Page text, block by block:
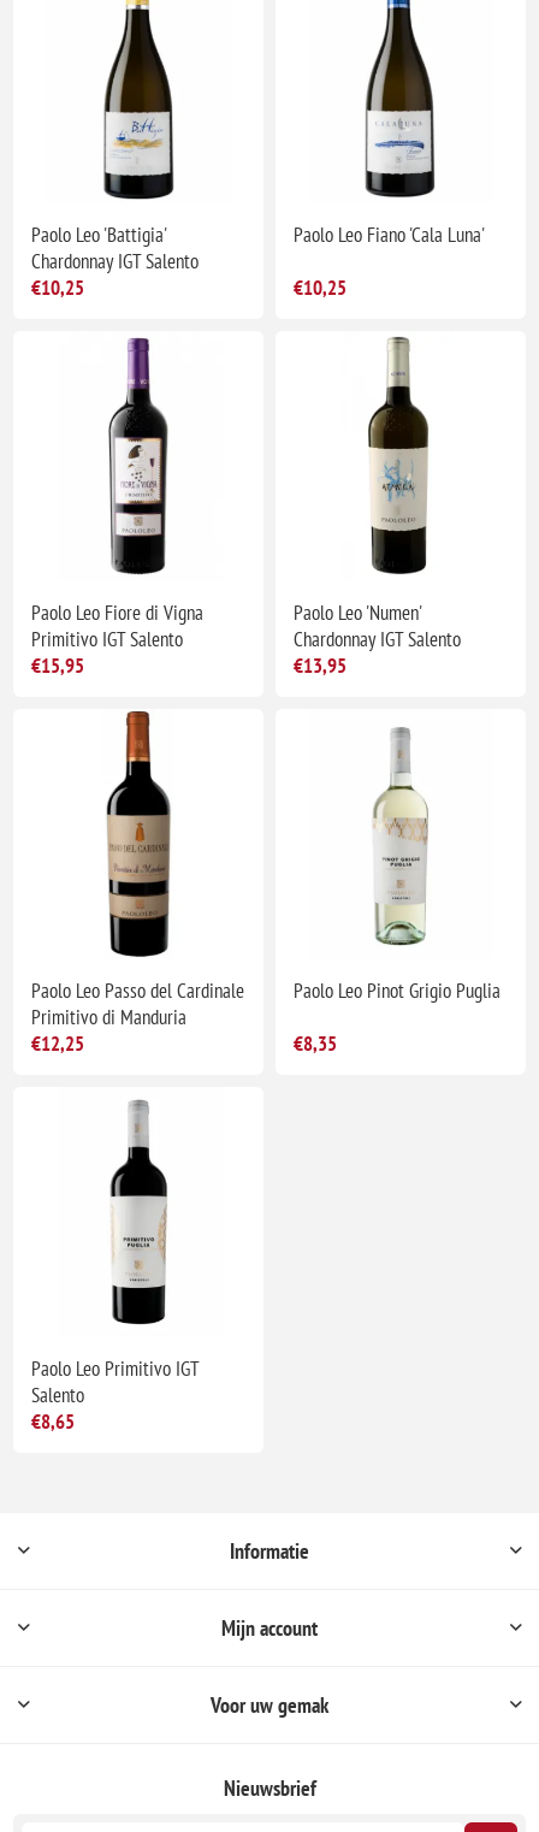
Paolo Leo 'Battigia'
Chardonnay IGT Salento
€10,25
Paolo Leo Fiano 'Cala Luna'
€10,25
Paolo Leo Fiore di Vigna
Primitivo IGT Salento
€15,95
Paolo Leo 'Numen'
Chardonnay IGT Salento
€13,95
Paolo Leo Passo del Cardinale
Primitivo di Manduria
€12,25
Paolo Leo Pinot Grigio Puglia
€8,35
Paolo Leo Primitivo IGT
Salento
€8,65
Informatie
Mijn account
Voor uw gemak
Nieuwsbrief